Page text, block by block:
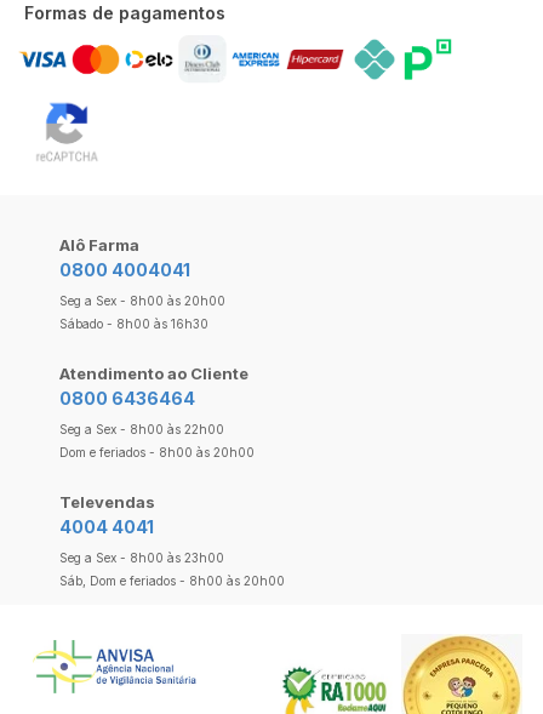
Formas de pagamentos
Alô Farma
0800 4004041
Seg a Sex - 8h00 às 20h00
Sábado - 8h00 às 16h30
Atendimento ao Cliente
0800 6436464
Seg a Sex - 8h00 às 22h00
Dom e feriados - 8h00 às 20h00
Televendas
4004 4041
Seg a Sex - 8h00 às 23h00
Sáb, Dom e feriados - 8h00 às 20h00